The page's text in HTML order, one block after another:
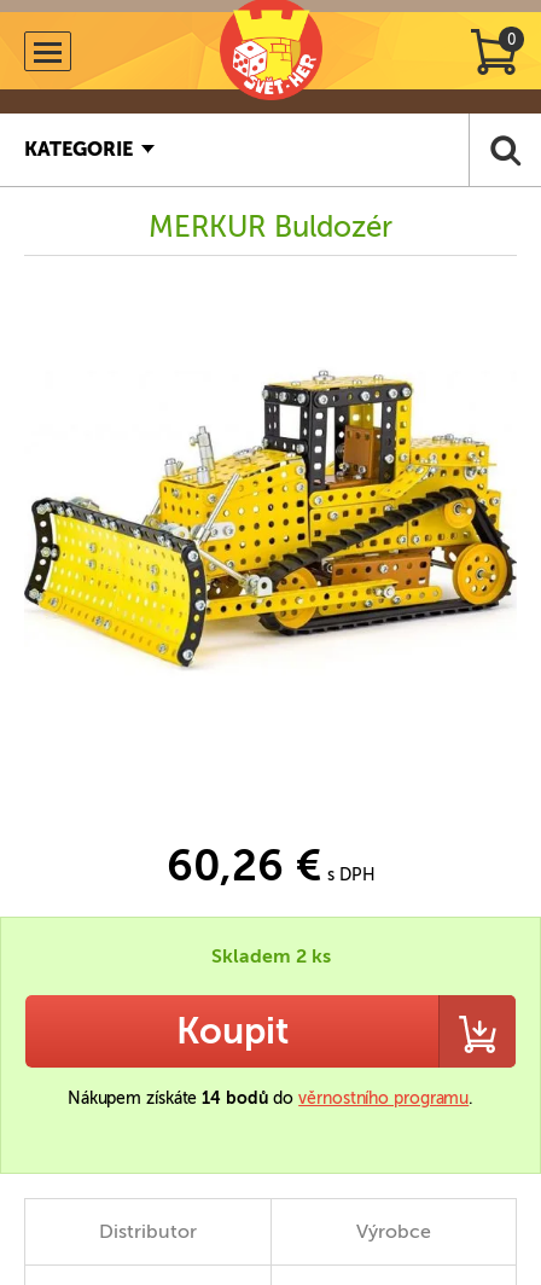
0
KATEGORIE
MERKUR Buldozér
60,26 € s DPH
Skladem 2 ks
Koupit
Nákupem získáte14 bodů dověrnostního programu.
Distributor Výrobce